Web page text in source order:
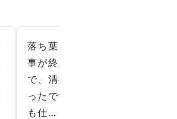
落ち葉が増える前に工
事が終わってくれたの
で、清掃もラクで良か
ったです。タイミング
も仕…